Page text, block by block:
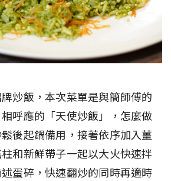
炒飯，本次菜單是與簡師傅的
呼應的「天使炒飯」，怎麼做
後起鍋備用，接著依序加入薑
和新鮮帶子一起以大火快速拌
蛋碎，快速翻炒的同時再適時